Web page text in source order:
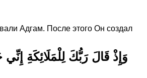
Адгам. После этого Он создал
وَإِذْ قَالَ رَبُّكَ لِلْمَلَائِكَةِ